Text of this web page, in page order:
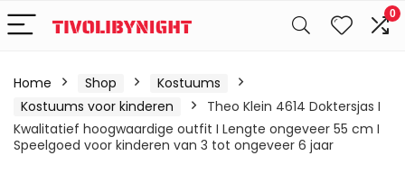
0
Home Shop
Kostuums
Kostuums voor kinderen
Theo Klein 4614 Doktersjas I
Kwalitatief hoogwaardige outfit I Lengte ongeveer 55 cm I
Speelgoed voor kinderen van 3 tot ongeveer 6 jaar